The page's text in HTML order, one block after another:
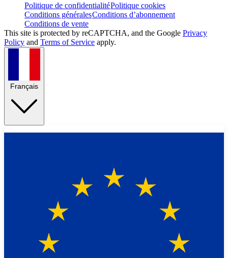
Politique de confidentialitéPolitique cookies
Conditions généralesConditions d’abonnement
Conditions de vente
This site is protected by reCAPTCHA, and the Google Privacy
Policy and Terms of Service apply.
Français